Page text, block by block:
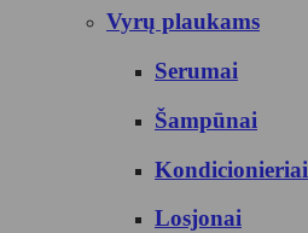
Vyrų plaukams
Serumai
Šampūnai
Kondicionieriai
Losjonai